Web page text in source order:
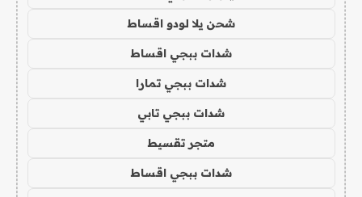
شحن يلا لودو اقساط
شدات ببجي اقساط
شدات ببجي تمارا
شدات ببجي تابي
متجر تقسيط
شدات ببجي اقساط